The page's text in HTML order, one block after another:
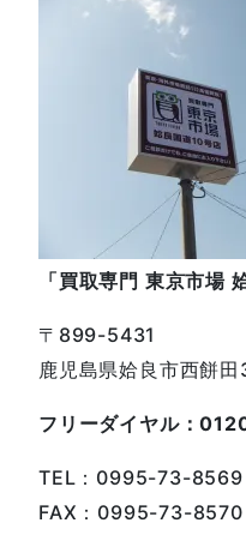
「買取専門 東京市場
〒899-5431
鹿児島県姶良市西餅
フリーダイヤル：
TEL：0995-73-8569
FAX：0995-73-8570